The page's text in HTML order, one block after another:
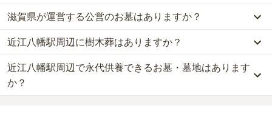
葬が約64万円、永代供養墓が約50万円です。
一般墓を建てる場合は、「永代使用料（土地代）」と「墓石代」の
2つが主な費用となります。
近江八幡駅周辺の一般墓の永代使用料の平均は
で、墓石代は
さ・素材によって変わります。
樹木葬・納骨堂・永代供養墓は、基本的に墓石代がかからず、永代
近江八幡駅周辺で一番安価なお墓は、瓶割山霊苑 の
で、
11万円からお求めいただけます。
一般的に最も費用を抑えられるのは、他の方のご遺骨と一緒に埋葬
する「合祀墓（ごうしぼ）」と呼ばれるタイプです。個別のお墓に
比べて省スペースで管理の手間がかからないため、費用が安く設定
されています。
価格の目安は、1名あたり5万円〜30万円程度です。
滋賀県が運営する公営のお墓はありますか？
近江八幡駅周辺には、滋賀県が運営する公営の霊園が
す。
近江八幡市立 幣ノ木墓地がそれにあたります。
公営霊園は民営の霊園と異なり、契約にあたって応募資格が設けら
近江八幡駅周辺に樹木葬はありますか？
近江八幡駅周辺には、1件の樹木葬があります。
詳しくは、
近江八幡駅周辺で永代供養できるお墓・墓地はあります
か？